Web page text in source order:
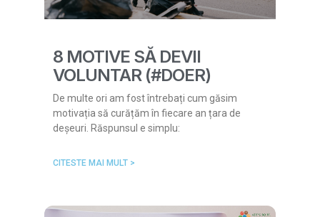
8 MOTIVE SĂ DEVII
VOLUNTAR (#DOER)
De multe ori am fost întrebați cum găsim
motivația să curățăm în fiecare an țara de
deșeuri. Răspunsul e simplu:
CITESTE MAI MULT >